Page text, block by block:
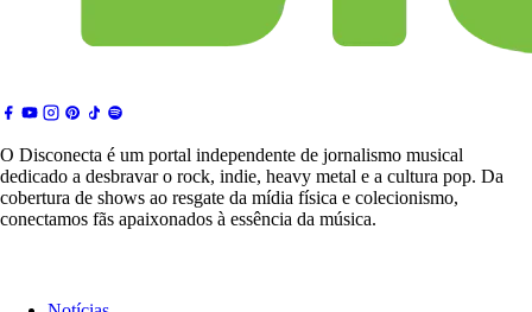
O Disconecta é um portal independente de jornalismo musical
dedicado a desbravar o rock, indie, heavy metal e a cultura pop. Da
cobertura de shows ao resgate da mídia física e colecionismo,
conectamos fãs apaixonados à essência da música.